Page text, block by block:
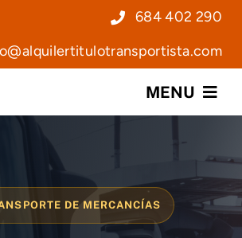
684 402 290
MENU
DE MERCANCÍAS